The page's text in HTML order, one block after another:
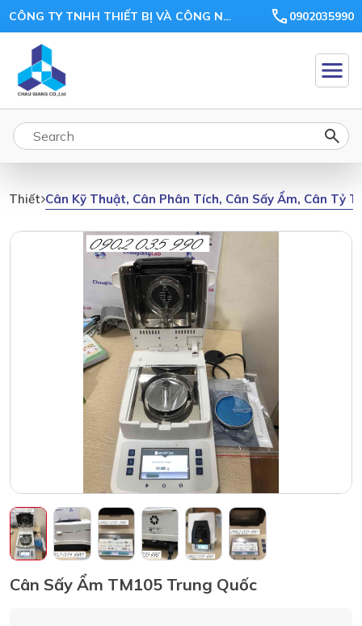
CÔNG TY TNHH THIẾT BỊ VÀ CÔNG NGHỆ CHÂU GIANG 0902035990
Thiết BịCân Kỹ Thuật, Cân Phân Tích, Cân Sấy Ẩm, Cân Tỷ
Cân Sấy Ẩm TM105 Trung Quốc